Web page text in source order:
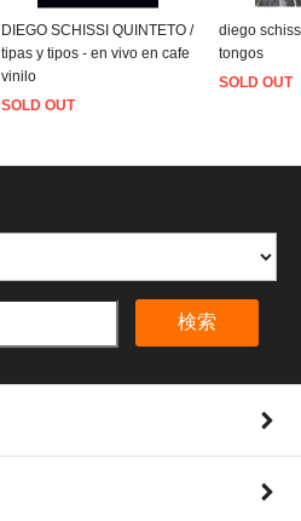
DIEGO SCHISSI QUINTETO /
tipas y tipos - en vivo en cafe
vinilo
SOLD OUT
diego
tongos
SOLD OUT
検索